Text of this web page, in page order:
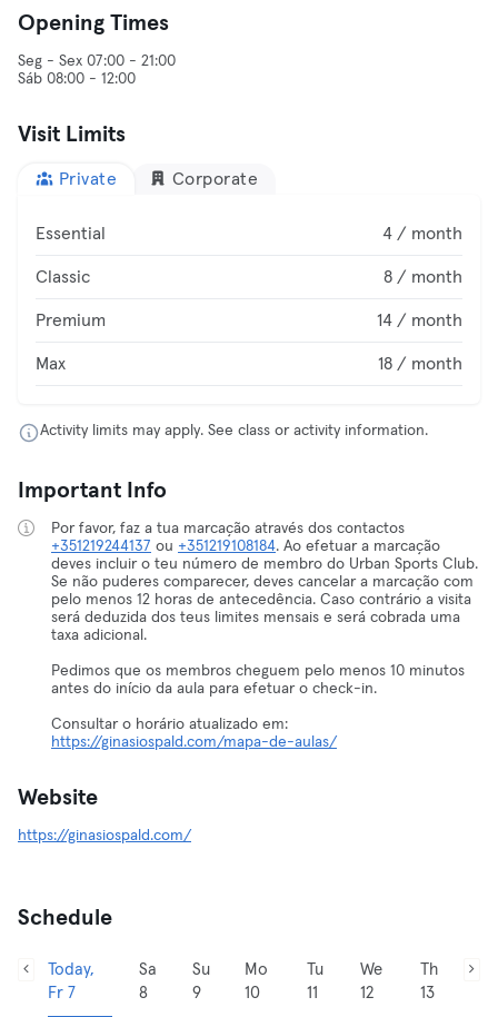
Opening Times
Seg - Sex 07:00 - 21:00
Sáb 08:00 - 12:00
Visit Limits
Private Corporate
Essential 4 / month
Classic 8 / month
Premium 14 / month
Max 18 / month
Activity limits may apply. See class or activity information.
Important Info
Por favor, faz a tua marcação através dos contactos
+351219244137 ou +351219108184. Ao efetuar a marcação
deves incluir o teu número de membro do Urban Sports Club.
Se não puderes comparecer, deves cancelar a marcação com
pelo menos 12 horas de antecedência. Caso contrário a visita
será deduzida dos teus limites mensais e será cobrada uma
taxa adicional.
Pedimos que os membros cheguem pelo menos 10 minutos
antes do início da aula para efetuar o check-in.
Consultar o horário atualizado em:
https://ginasiospald.com/mapa-de-aulas/
Website
https://ginasiospald.com/
Schedule
Today,
Fr 7
Sa
8
Su
9
Mo
10
Tu
11
We
12
Th
13